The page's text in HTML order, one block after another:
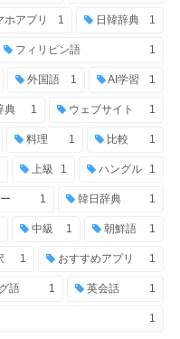
ホアプリ 1 日韓辞典 1
フィリピン語 1
外国語 1 AI学習 1
典 1 ウェブサイト 1
料理 1 比較 1
上級 1 ハングル 1
1 韓日辞典 1
中級 1 朝鮮語 1
1 おすすめアプリ 1
語 1 英会話 1
1